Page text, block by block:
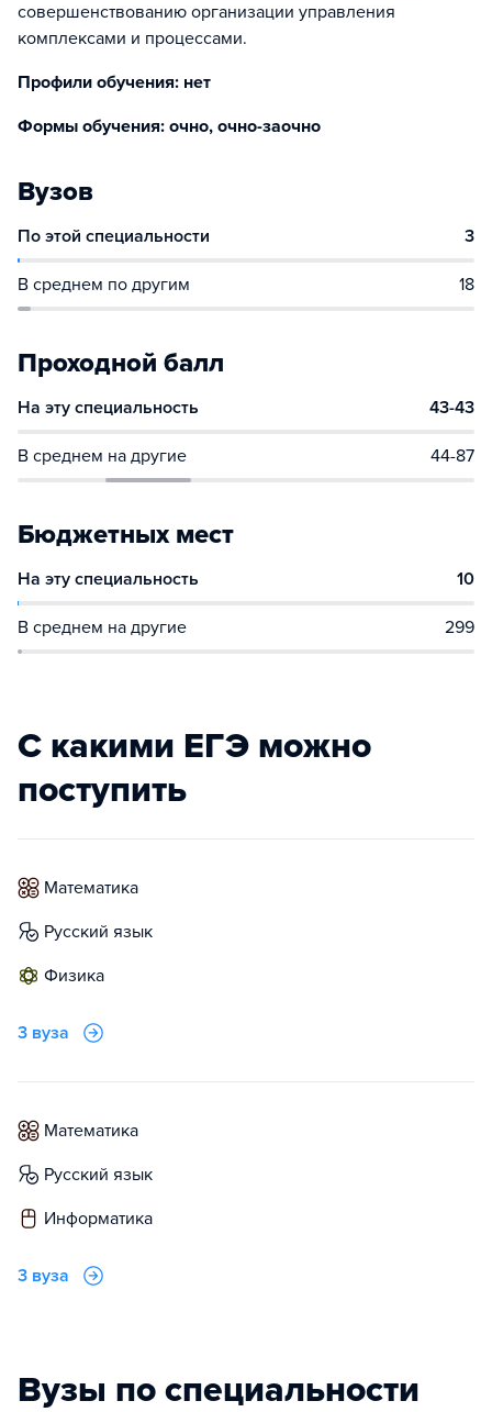
совершенствованию организации управления
комплексами и процессами.
Профили обучения: нет
Формы обучения: очно, очно-заочно
Вузов
По этой специальности 3
В среднем по другим 18
Проходной балл
На эту специальность 43-43
В среднем на другие 44-87
Бюджетных мест
На эту специальность 10
В среднем на другие 299
С какими ЕГЭ можно
поступить
математика
русский язык
физика
3 вуза
математика
русский язык
информатика
3 вуза
Вузы по специальности